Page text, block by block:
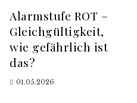
Alarmstufe ROT –
Gleichgültigkeit,
wie gefährlich ist
das?
01.05.2026